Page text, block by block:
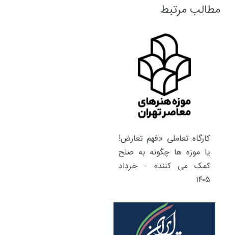
مطالب مرتبط
کارگاه تعاملی «فهم تعارض!
یا موزه ها چگونه به صلح
کمک می کنند» - خرداد
۱۴۰۵